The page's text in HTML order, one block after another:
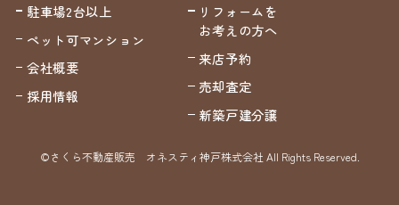
駐車場2台以上
ペット可マンション
会社概要
採用情報
リフォームを
お考えの方へ
来店予約
売却査定
新築戸建分譲
©さくら不動産販売 オネスティ神戸株式会社 All Rights Reserved.